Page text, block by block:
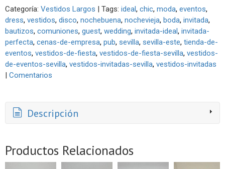
Categoría: Vestidos Largos | Tags: ideal chic moda eventos
dress vestidos disco nochebuena nochevieja boda invitada
bautizos comuniones guest wedding invitada-ideal invitada-
perfecta cenas-de-empresa pub sevilla sevilla-este tienda-de-
eventos vestidos-de-fiesta vestidos-de-fiesta-sevilla vestidos-
de-eventos-sevilla vestidos-invitadas-sevilla vestidos-invitadas
| Comentarios
Descripción
Productos Relacionados